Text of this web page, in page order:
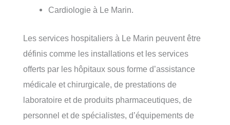
Cardiologie à Le Marin.
Les services hospitaliers à Le Marin peuvent être
définis comme les installations et les services
offerts par les hôpitaux sous forme d’assistance
médicale et chirurgicale, de prestations de
laboratoire et de produits pharmaceutiques, de
personnel et de spécialistes, d’équipements de